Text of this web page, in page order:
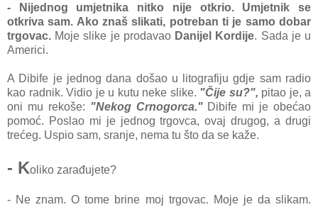
- Nijednog umjetnika nitko nije otkrio. Umjetnik se
otkriva sam. Ako znaš slikati, potreban ti je samo dobar
trgovac. Moje slike je prodavao Danijel Kordije. Sada je u
Americi.
A Dibife je jednog dana došao u litografiju gdje sam radio
kao radnik. Vidio je u kutu neke slike. "Čije su?", pitao je, a
oni mu rekoše: "Nekog Crnogorca."Dibife mi je obećao
pomoć. Poslao mi je jednog trgovca, ovaj drugog, a drugi
trećeg. Uspio sam, sranje, nema tu što da se kaže.
- Koliko zarađujete?
- Ne znam. O tome brine moj trgovac. Moje je da slikam.